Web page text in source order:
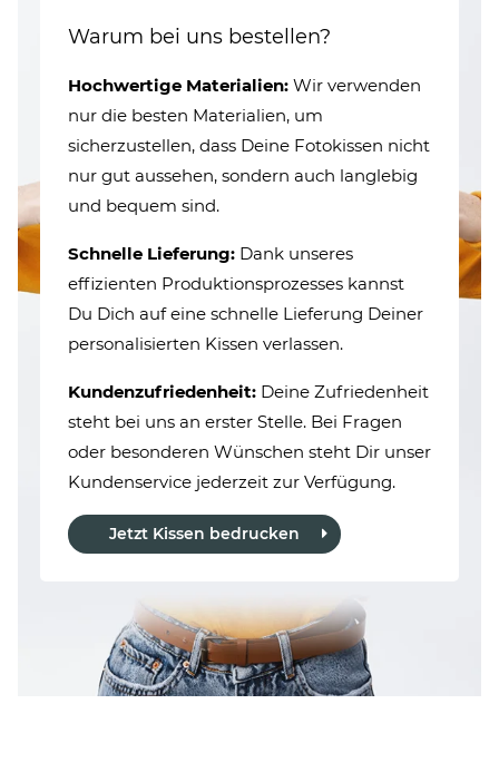
Warum bei uns bestellen?
Hochwertige Materialien: Wir verwenden
nur die besten Materialien, um
sicherzustellen, dass Deine Fotokissen nicht
nur gut aussehen, sondern auch langlebig
und bequem sind.
Schnelle Lieferung: Dank unseres
effizienten Produktionsprozesses kannst
Du Dich auf eine schnelle Lieferung Deiner
personalisierten Kissen verlassen.
Kundenzufriedenheit: Deine Zufriedenheit
steht bei uns an erster Stelle. Bei Fragen
oder besonderen Wünschen steht Dir unser
Kundenservice jederzeit zur Verfügung.
Jetzt Kissen bedrucken